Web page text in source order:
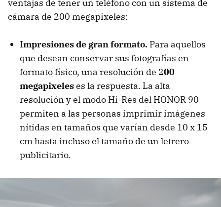
ventajas de tener un teléfono con un sistema de
cámara de 200 megapixeles:
Impresiones de gran formato. Para aquellos
que desean conservar sus fotografías en
formato físico, una resolución de 200
megapixeleses la respuesta. La alta
resolución y el modo Hi-Res del HONOR 90
permiten a las personas imprimir imágenes
nítidas en tamaños que varían desde 10 x 15
cm hasta incluso el tamaño de un letrero
publicitario.